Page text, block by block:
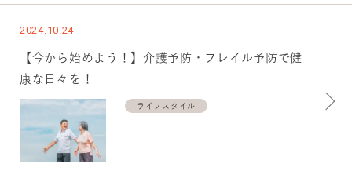
2024.10.24
【今から始めよう！】介護予防・フレイル予防で健
康な日々を！
ライフスタイル